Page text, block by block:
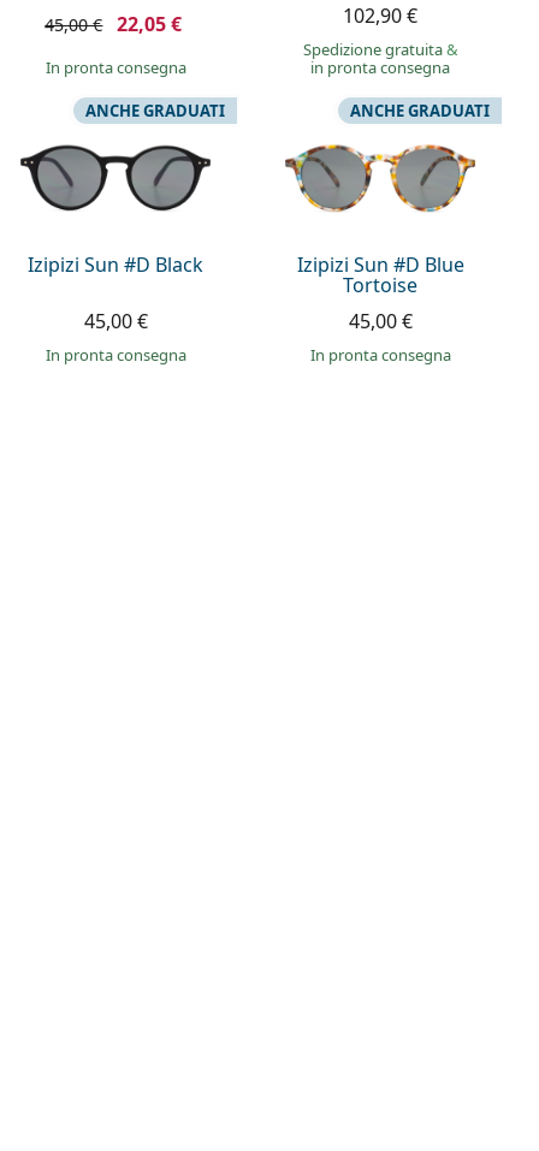
45,00 € 22,05 €
in pronta consegna
102,90 €
Spedizione gratuita&
in pronta consegna
Izipizi Sun #D Black
ANCHE GRADUATI
45,00 €
in pronta consegna
Izipizi Sun #D Blue
Tortoise
ANCHE GRADUATI
45,00 €
in pronta consegna